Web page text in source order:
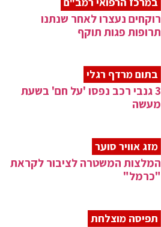
רוקחים נעצרו לאחר שנתנו
תרופות פגות תוקף
בתום מרדף רגלי
3 גנבי רכב נפסו 'על חם' בשעת
מעשה
מזג אוויר סוער
המלצות המשטרה לציבור לקראת
"כרמל"
תפיסה מוצלחת